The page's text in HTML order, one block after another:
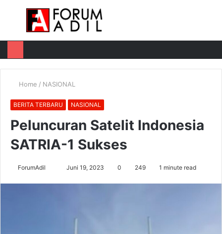
Menu
Home / NASIONAL
BERITA TERBARU NASIONAL
Peluncuran Satelit Indonesia
SATRIA-1 Sukses
ForumAdil Juni 19, 2023 0 249 1 minute read